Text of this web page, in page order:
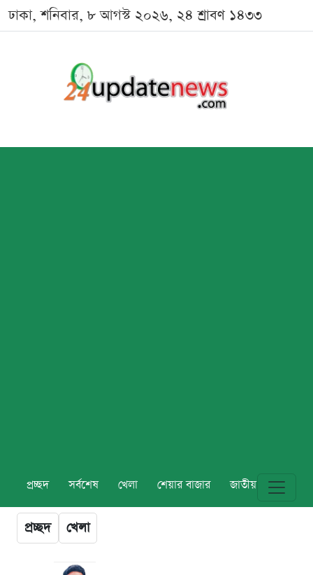
ঢাকা, শনিবার, ৮ আগস্ট ২০২৬, ২৪ শ্রাবণ ১৪৩৩
প্রচ্ছদ সর্বশেষ খেলা শেয়ার বাজার জাতীয় বিশ্ব
প্রচ্ছদ খেলা